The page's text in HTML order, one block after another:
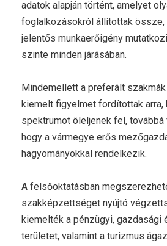
adatok alapján történt, amelyet
foglalkozásokról állítottak
jelentős munkaerőigény
szinte minden járásában.
Mindemellett a preferált
kiemelt figyelmet fordítottak
spektrumot öleljenek fel,
hogy a vármegye erős
hagyományokkal rendelkezik.
A felsőoktatásban
szakképzettséget nyújtó
kiemelték a pénzügyi,
területet, valamint a turizmus